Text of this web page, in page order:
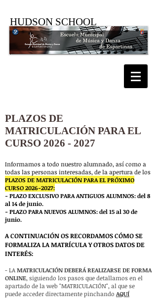
HUDSON SCHOOL
PLAZOS DE
MATRICULACIÓN PARA EL
CURSO 2026 - 2027
Informamos a todo nuestro alumnado, así como a
todas las personas interesadas, de la apertura de los
PLAZOS DE MATRICULACIÓN PARA EL PRÓXIMO
CURSO2026-2027:
- PLAZO EXCLUSIVO PARA ANTIGUOS ALUMNOS: del 8
al 14 de junio.
- PLAZO PARA NUEVOS ALUMNOS: del 15 al 30 de
junio.
A CONTINUACIÓN OS RECORDAMOS CÓMO SE
FORMALIZA LA MATRÍCULA Y OTROS DATOS DE
INTERÉS:
- LAMATRICULACIÓN DEBERÁ REALIZARSE DE FORMA
ONLINE, siguiendo los pasos que detallamos en el
apartado de la web "MATRICULACIÓN", al que se
puede acceder directamente pinchando AQUÍ